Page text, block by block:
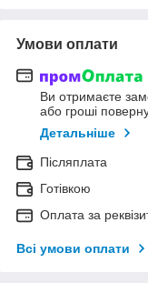
Умови оплати
Ви отримаєте
або гроші
Детальніше
Післяплата
Готівкою
Оплата за
Всі умови оплати